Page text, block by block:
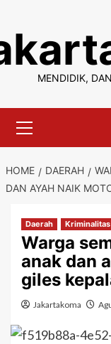
content
MENDIDIK,
Menu
HOME DAERAH
DAN AYAH NAIK
Daerah Kriminalitas
Warga
anak dan
giles
Jakartakoma